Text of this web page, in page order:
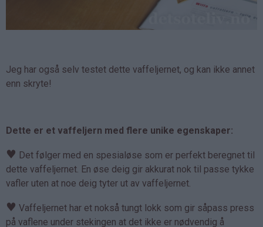
Jeg har også selv testet dette vaffeljernet, og kan ikke annet
enn skryte!
Dette er et vaffeljern med flere unike egenskaper:
♥ Det følger med en spesialøse som er perfekt beregnet til
dette vaffeljernet. En øse deig gir akkurat nok til passe tykke
vafler uten at noe deig tyter ut av vaffeljernet.
♥ Vaffeljernet har et nokså tungt lokk som gir såpass press
på vaflene under stekingen at det ikke er nødvendig å